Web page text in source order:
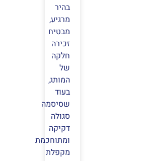
בהיר
מרגיע,
מבטיח
זכירה
חלקה
של
המותג,
בעוד
שסיסמה
סגולה
דקיקה
ומתוחכמת
מקפלת